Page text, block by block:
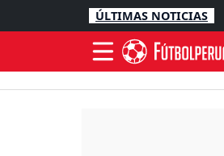
ÚLTIMAS NOTICIAS